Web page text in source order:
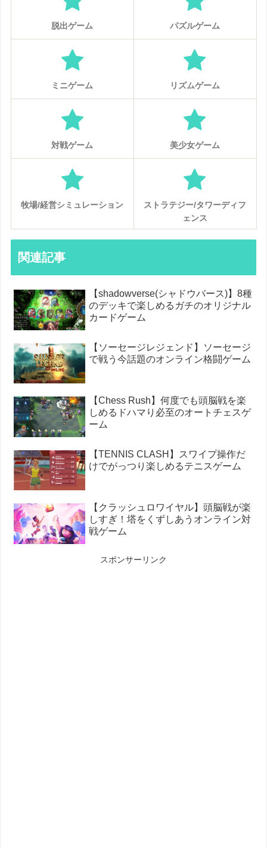
脱出ゲーム パズルゲーム
ミニゲーム リズムゲーム
対戦ゲーム 美少女ゲーム
牧場/経営シミュレーション
ストラテジー/タワーディフ
ェンス
関連記事
【shadowverse(シャドウバース)】8種
のデッキで楽しめるガチのオリジナル
カードゲーム
【ソーセージレジェンド】ソーセージ
で戦う今話題のオンライン格闘ゲーム
【Chess Rush】何度でも頭脳戦を楽
しめるドハマり必至のオートチェスゲ
ーム
【TENNIS CLASH】スワイプ操作だ
けでがっつり楽しめるテニスゲーム
【クラッシュロワイヤル】頭脳戦が楽
しすぎ！塔をくずしあうオンライン対
戦ゲーム
スポンサーリンク